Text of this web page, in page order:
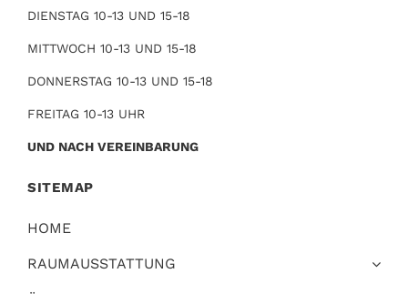
DIENSTAG 10-13 UND 15-18
MITTWOCH 10-13 UND 15-18
DONNERSTAG 10-13 UND 15-18
FREITAG 10-13 UHR
UND NACH VEREINBARUNG
SITEMAP
HOME
RAUMAUSSTATTUNG